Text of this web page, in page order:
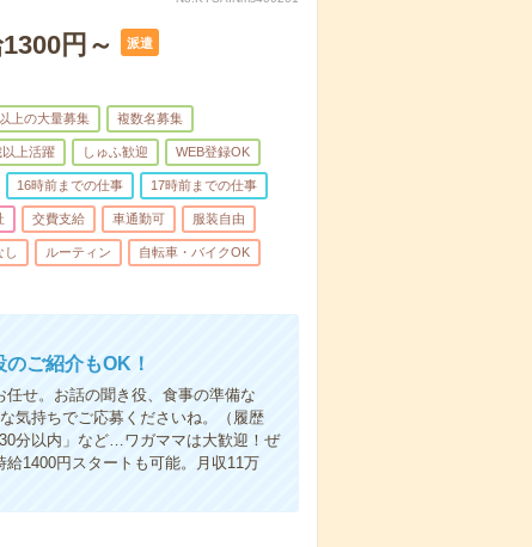
円～ 派遣
上の大量募集 複数名募集
以上活躍 しゅふ歓迎 WEB登録OK
16時前までの仕事 17時前までの仕事
交費支給 車通勤可 服装自由
し ルーティン 自転車・バイクOK
ご紹介もOK！
せ。お話の聞き役、食事の準備な
気持ちでご応募くださいね。（履歴
分以内」など…ワガママは大歓迎！ぜ
1400円スタートも可能。月収11万